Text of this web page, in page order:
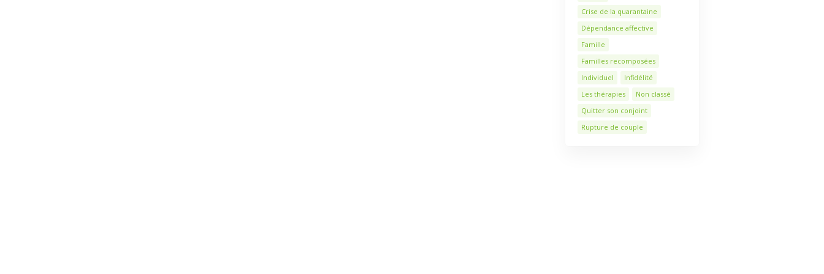
Crise de la quarantaine
Dépendance affective
Famille
Familles recomposées
Individuel
Infidélité
Les thérapies
Non classé
Quitter son conjoint
Rupture de couple